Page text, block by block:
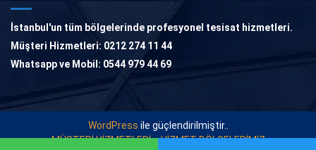
İstanbul'un tüm bölgelerinde profesyonel tesisat hizmetleri.
Müşteri Hizmetleri: 0212 274 11 44
Whatsapp ve Mobil: 0544 979 44 69
WordPress ile güçlendirilmiştir..
MÜŞTERİ HİZMETLERİ
HİZMET BÖLGELERİMİZ